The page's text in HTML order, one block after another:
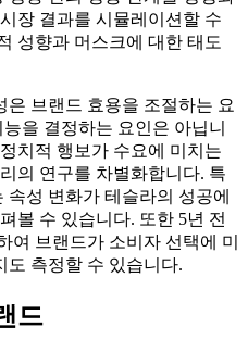
장 결과를 시뮬레이션할 수
성향과 머스크에 대한 태도
브랜드 효용을 조절하는 요
을 결정하는 요인은 아닙니
치적 행보가 수요에 미치는
의 연구를 차별화합니다. 특
성 변화가 테슬라의 성공에
볼 수 있습니다. 또한 5년 전
여 브랜드가 소비자 선택에 미
도 측정할 수 있습니다.
드